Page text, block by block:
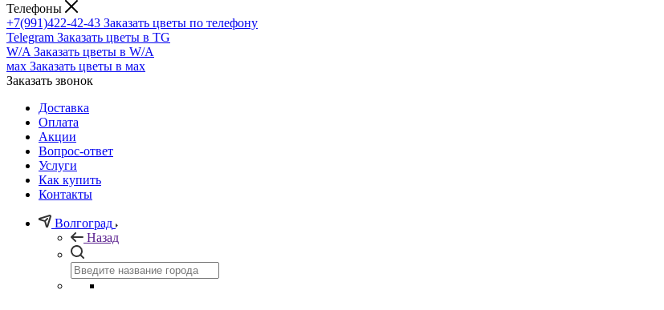
Телефоны
+7(991)422-42-43 Заказать цветы по телефону
Telegram Заказать цветы в TG
W/A Заказать цветы в W/A
мах Заказать цветы в мах
Заказать звонок
Доставка
Оплата
Акции
Вопрос-ответ
Услуги
Как купить
Контакты
Волгоград
Назад